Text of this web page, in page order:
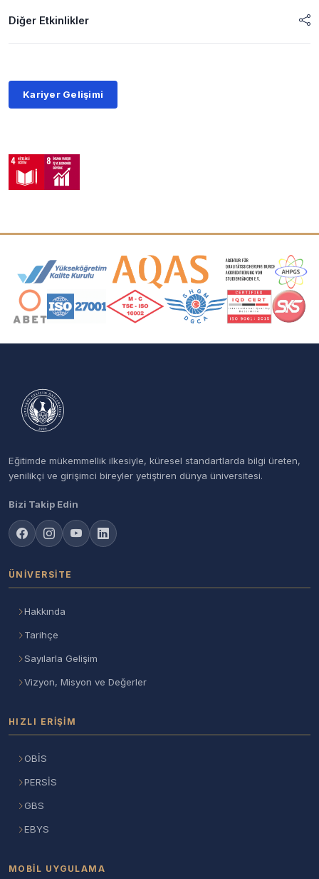
Diğer Etkinlikler
Kariyer Gelişimi
Akreditasyon ve Üyelik Logoları
Eğitimde mükemmellik ilkesiyle, küresel standartlarda bilgi üreten,
yenilikçi ve girişimci bireyler yetiştiren dünya üniversitesi.
Bizi Takip Edin
ÜNIVERSITE
Hakkında
Tarihçe
Sayılarla Gelişim
Vizyon, Misyon ve Değerler
HIZLI ERIŞIM
OBİS
PERSİS
GBS
EBYS
MOBIL UYGULAMA